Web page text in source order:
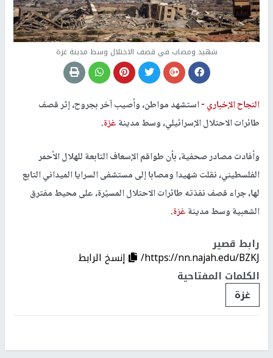
شهيد ومصاب في قصف الاحتلال وسط مدينة غزة
النجاح الإخباري -استشهد مواطن، وأصيب آخر بجروح، إثر قصف
طائرات الاحتلال الإسرائيلي، وسط مدينةغزة.
وأفادت مصادر صحفية، بأن طواقم الإسعاف التابعة للهلال الأحمر
الفلسطيني، نقلت شهيدا ومصابا إلى مستشفى السرايا الميداني التابع
لها، جراء قصف نفذته طائرات الاحتلال المسيّرة، على محيط مفترق
الشعبية وسط مدينةغزة.
رابط قصير
https://nn.najah.edu/BZKJ/
إنسخ الرابط
الكلمات المفتاحية
غزة